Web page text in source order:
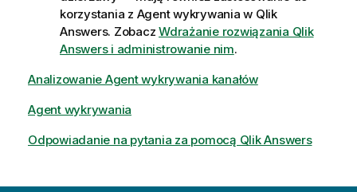
korzystania z Agent wykrywania w Qlik
Answers. Zobacz Wdrażanie rozwiązania Qlik
Answers i administrowanie nim.
Analizowanie Agent wykrywania kanałów
Agent wykrywania
Odpowiadanie na pytania za pomocą Qlik Answers